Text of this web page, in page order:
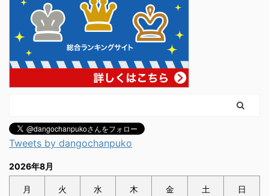
Tweets by dangochanpuko
2026年8月
月 火 水 木 金 土 日